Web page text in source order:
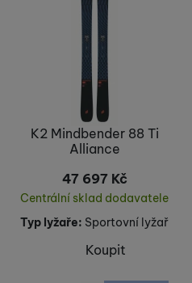
K2 Mindbender 88 Ti
Alliance
47 697 Kč
Centrální sklad dodavatele
Typ lyžaře: Sportovní lyžař
Koupit